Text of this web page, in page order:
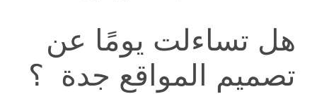
هل تساءلت يومًا عن
تصميم المواقع جدة ؟